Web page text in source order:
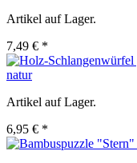
Artikel auf Lager.
7,49 € *
natur
Artikel auf Lager.
6,95 € *